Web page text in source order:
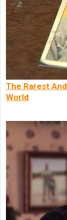
The Rarest
World